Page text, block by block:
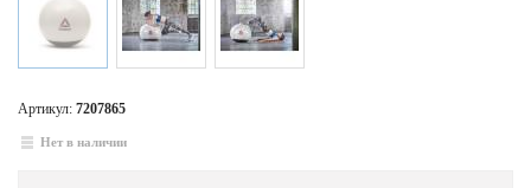
Артикул: 7207865
Нет в наличии